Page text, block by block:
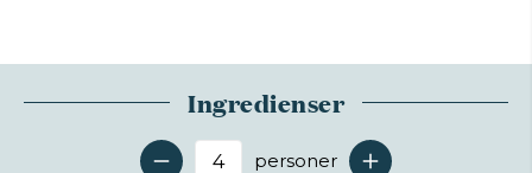
Ingredienser
personer